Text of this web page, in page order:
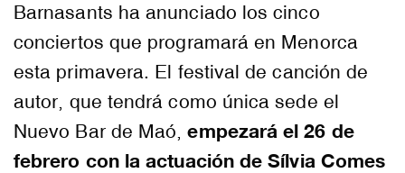
Barnasants ha anunciado los cinco
conciertos que programará en Menorca
esta primavera. El festival de canción de
autor, que tendrá como única sede el
Nuevo Bar de Maó,empezará el 26 de
febrero con la actuación de Sílvia Comes